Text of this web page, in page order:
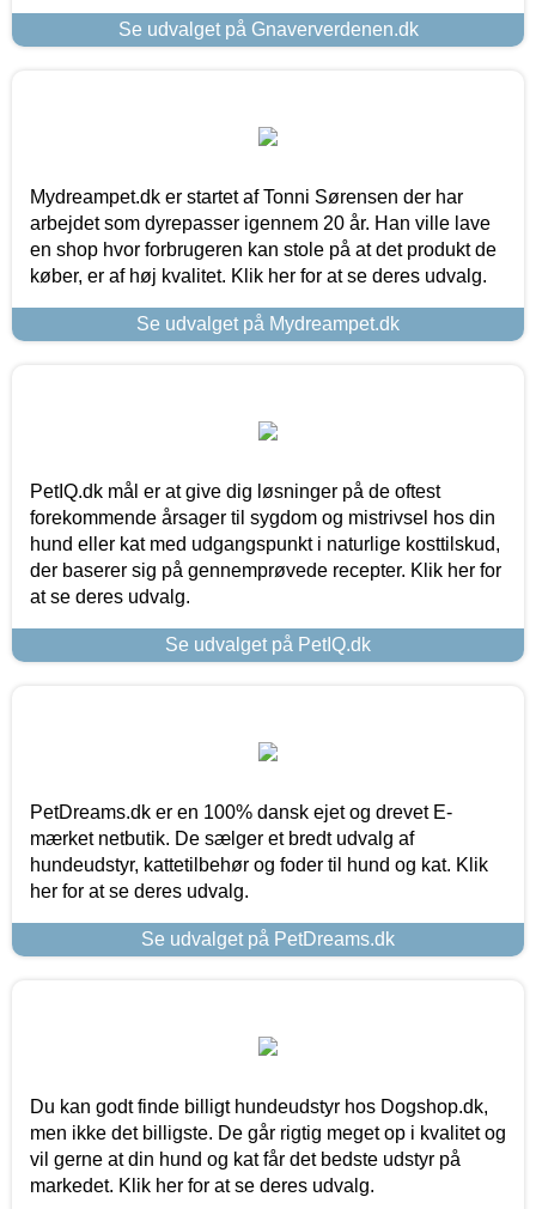
Se udvalget på Gnaververdenen.dk
Mydreampet.dk er startet af Tonni Sørensen der har
arbejdet som dyrepasser igennem 20 år. Han ville lave
en shop hvor forbrugeren kan stole på at det produkt de
køber, er af høj kvalitet. Klik her for at se deres udvalg.
Se udvalget på Mydreampet.dk
PetIQ.dk mål er at give dig løsninger på de oftest
forekommende årsager til sygdom og mistrivsel hos din
hund eller kat med udgangspunkt i naturlige kosttilskud,
der baserer sig på gennemprøvede recepter. Klik her for
at se deres udvalg.
Se udvalget på PetIQ.dk
PetDreams.dk er en 100% dansk ejet og drevet E-
mærket netbutik. De sælger et bredt udvalg af
hundeudstyr, kattetilbehør og foder til hund og kat. Klik
her for at se deres udvalg.
Se udvalget på PetDreams.dk
Du kan godt finde billigt hundeudstyr hos Dogshop.dk,
men ikke det billigste. De går rigtig meget op i kvalitet og
vil gerne at din hund og kat får det bedste udstyr på
markedet. Klik her for at se deres udvalg.